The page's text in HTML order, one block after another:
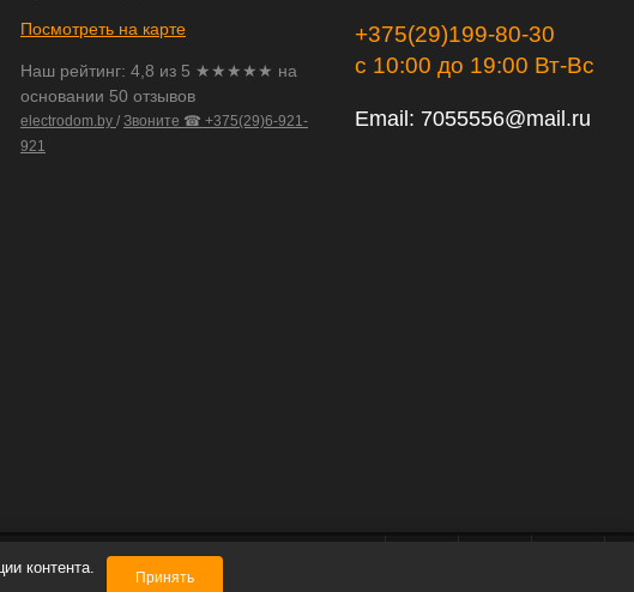
Посмотреть на карте
Наш рейтинг: 4,8 из 5 ★★★★★ на
основании 50 отзывов
electrodom.by / Звоните ☎ +375(29)6-921-
921
+375(29)199-80-30
с 10:00 до 19:00 Вт-Вс
Email: 7055556@mail.ru
контента.
Принять